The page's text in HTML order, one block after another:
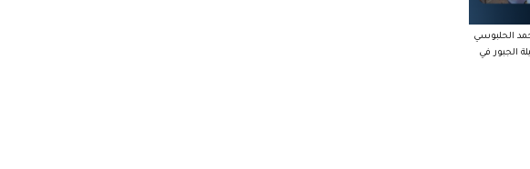
الحلبوسي
الجبور في